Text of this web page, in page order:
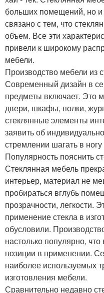
больших помещений, но
связано с тем, что
объем. Все эти
привели к широкому
мебели.
Производство мебели из
Современный дизайн в
предметы включает. Это
двери, шкафы, полки,
стеклянные элементы
заявить об
стремлении шагать в
Популярность пояснить
Стеклянная мебель
интерьер, материал не
пробираться вглубь
прозрачности, легкости.
применение стекла в
обусловили.
настолько популярно,
позиции в применении.
наиболее используемых
изготовления мебели.
Сравнительно недавно